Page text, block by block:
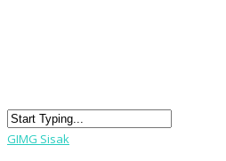
GIMG Sisak